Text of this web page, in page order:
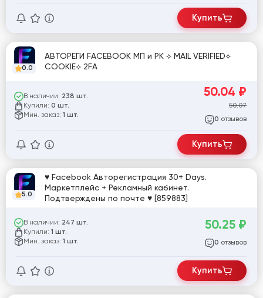
Купить
0.0
АВТОРЕГИ FACEBOOK МП и РК ⟡ MAIL VERIFIED⟡
COOKIE⟡ 2FA
В наличии: 238 шт.
Купили: 0 шт.
Мин. заказ: 1 шт.
50.04 ₽
50.07
0 отзывов
Купить
5.0
♥ Facebook Авторегистрация 30+ Days.
Маркетплейс + Рекламный кабинет.
Подтверждены по почте ♥ [859883]
В наличии: 247 шт.
Купили: 1 шт.
Мин. заказ: 1 шт.
50.25 ₽
0 отзывов
Купить